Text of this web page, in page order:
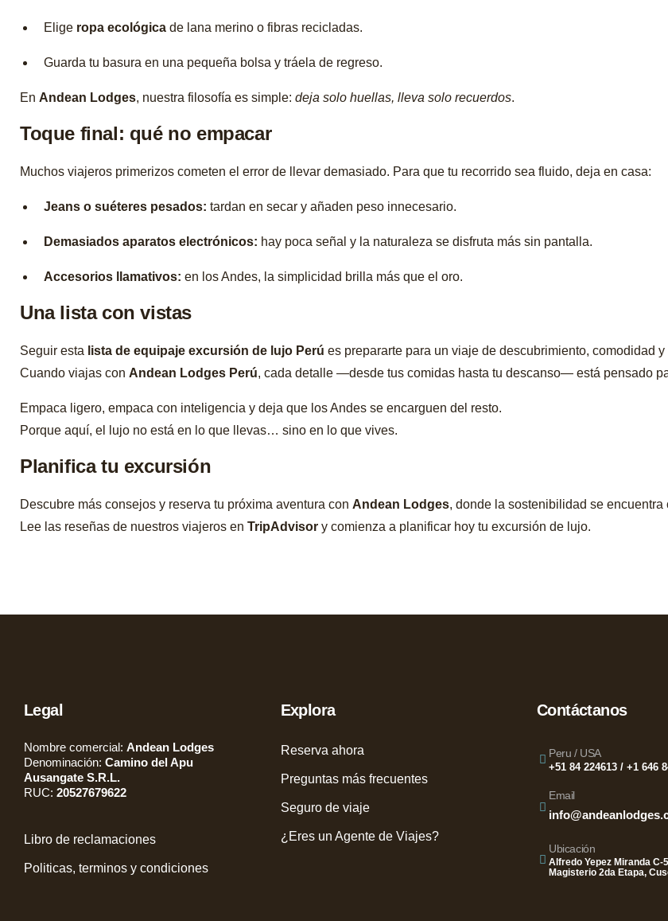
Elige ropa ecológica de lana merino o fibras recicladas.
Guarda tu basura en una pequeña bolsa y tráela de regreso.
En Andean Lodges, nuestra filosofía es simple: deja solo huellas, lleva solo recuerdos.
Toque final: qué no empacar
Muchos viajeros primerizos cometen el error de llevar demasiado. Para que tu recorrido sea fluido, deja en casa:
Jeans o suéteres pesados: tardan en secar y añaden peso innecesario.
Demasiados aparatos electrónicos: hay poca señal y la naturaleza se disfruta más sin pantalla.
Accesorios llamativos: en los Andes, la simplicidad brilla más que el oro.
Una lista con vistas
Seguir esta lista de equipaje excursión de lujo Perú es prepararte para un viaje de descubrimiento, comodidad y
Cuando viajas con Andean Lodges Perú, cada detalle —desde tus comidas hasta tu descanso— está pensado
Empaca ligero, empaca con inteligencia y deja que los Andes se encarguen del resto.
Porque aquí, el lujo no está en lo que llevas… sino en lo que vives.
Planifica tu excursión
Descubre más consejos y reserva tu próxima aventura con Andean Lodges, donde la sostenibilidad se
Lee las reseñas de nuestros viajeros en TripAdvisor y comienza a planificar hoy tu excursión de lujo.
Legal
Nombre comercial: Andean Lodges
Denominación: Camino del Apu
Ausangate S.R.L.
RUC: 20527679622
Libro de reclamaciones
Politicas, terminos y condiciones
Explora
Reserva ahora
Preguntas más frecuentes
Seguro de viaje
¿Eres un Agente de Viajes?
Contáctanos
Peru / USA
+51 84 224613 / +1 646
Email
Ubicación
Alfredo Yepez Miranda C-
Magisterio 2da Etapa,